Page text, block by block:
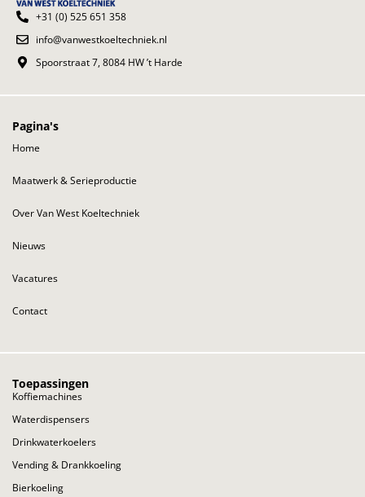
+31 (0) 525 651 358
info@vanwestkoeltechniek.nl
Spoorstraat 7, 8084 HW ’t Harde
Pagina's
Home
Maatwerk & Serieproductie
Over Van West Koeltechniek
Nieuws
Vacatures
Contact
Toepassingen
Koffiemachines
Waterdispensers
Drinkwaterkoelers
Vending & Drankkoeling
Bierkoeling